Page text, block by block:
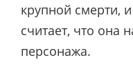
крупной смерти,
считает, что она
персонажа.